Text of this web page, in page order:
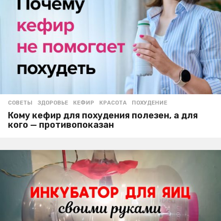
СОВЕТЫ ЗДОРОВЬЕ ,КЕФИР ,КРАСОТА ,ПОХУДЕНИЕ
Кому кефир для похудения полезен, а для
кого — противопоказан